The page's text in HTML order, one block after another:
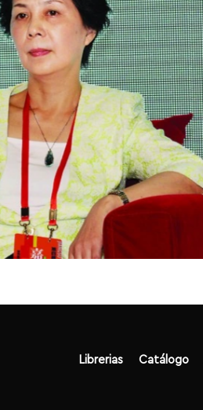
Librerias Catálogo